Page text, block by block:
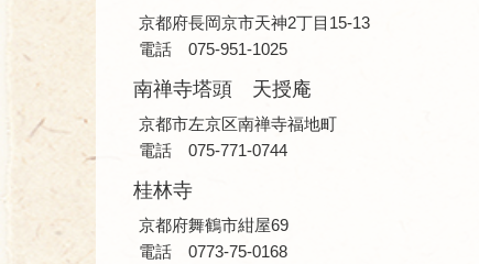
京都府長岡京市天神2丁目15-13
電話 075-951-1025
南禅寺塔頭 天授庵
京都市左京区南禅寺福地町
電話 075-771-0744
桂林寺
京都府舞鶴市紺屋69
電話 0773-75-0168